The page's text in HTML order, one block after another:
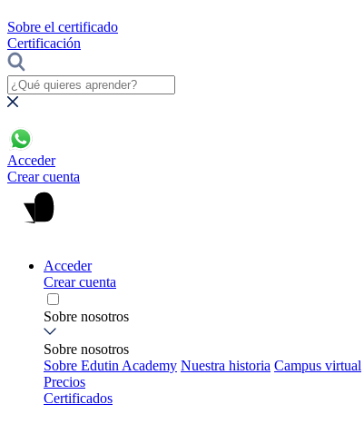
Sobre el certificado
Certificación
Acceder
Crear cuenta
Acceder
Crear cuenta
Sobre nosotros
Sobre nosotros
Sobre Edutin Academy Nuestra historia Campus virtual
Precios
Certificados